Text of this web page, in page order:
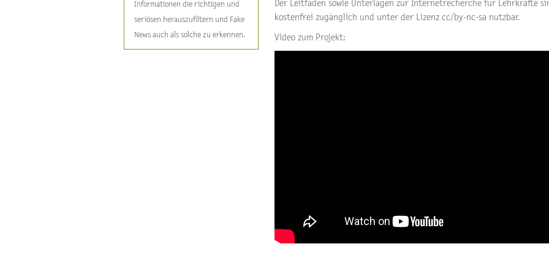
Informationen die richtigen und
seriösen herauszufiltern und Fake
News auch als solche zu erkennen.
Der Leitfaden sowie Unterlagen zur Internetrecherche für Lehrkräfte
kostenfrei zugänglich und unter der Lizenz cc/by-nc-sa nutzbar.
Video zum Projekt: